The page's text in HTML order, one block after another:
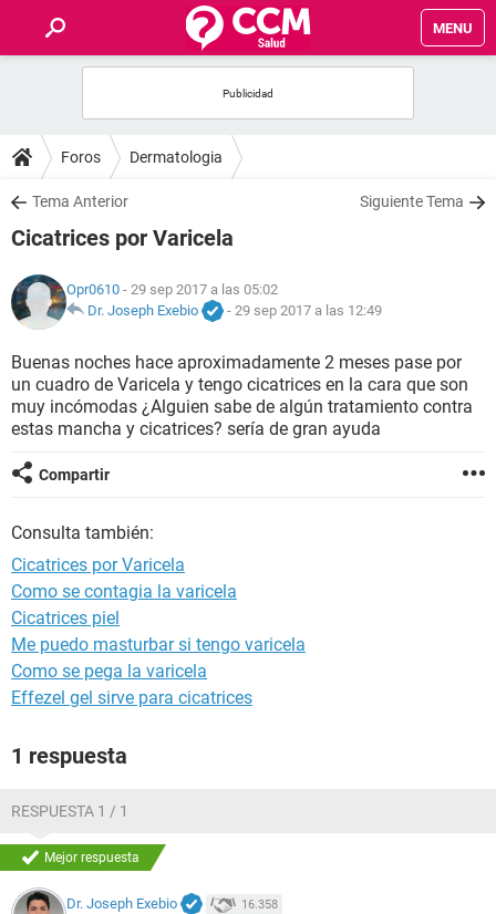
MENU
FOROS
SALUD
NUTRICIÓN
BIENESTAR
SEXUALIDAD
GLOSARIO
Foros Dermatologia
Tema Anterior Siguiente Tema
Cicatrices por Varicela
Opr0610 - 29 sep 2017 a las 05:02
Dr. Joseph Exebio
- 29 sep 2017 a las 12:49
Buenas noches hace aproximadamente 2 meses pase por
un cuadro de Varicela y tengo cicatrices en la cara que son
muy incómodas ¿Alguien sabe de algún tratamiento contra
estas mancha y cicatrices? sería de gran ayuda
Compartir
Consulta también:
Cicatrices por Varicela
Como se contagia la varicela
Cicatrices piel
Me puedo masturbar si tengo varicela
Como se pega la varicela
Effezel gel sirve para cicatrices
1 respuesta
RESPUESTA 1 / 1
Mejor respuesta
Dr. Joseph Exebio 16.358